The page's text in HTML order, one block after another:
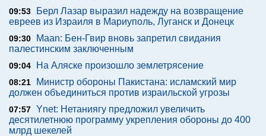
09:53
Берл Лазар выразил надежду на возвращение
евреев из Израиля в Мариуполь, Луганск и Донецк
09:30
Maan: Бен-Гвир вновь запретил свидания
палестинским заключенным
09:04 На Аляске произошло землетрясение
08:21
Министр обороны Пакистана: исламский мир
должен объединиться против израильской угрозы
07:57 Ynet: Нетаниягу предложил увеличить
десятилетнюю программу укрепления обороны до 400
млрд шекелей